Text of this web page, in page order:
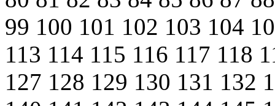
99 100 101 102 103 104
113 114 115 116 117 118
127 128 129 130 131 132